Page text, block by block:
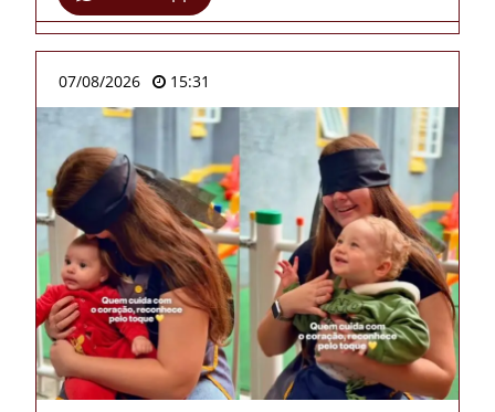
07/08/2026 15:31